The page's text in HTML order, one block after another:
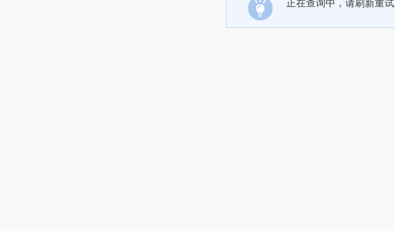
正在查询中，请刷新重试